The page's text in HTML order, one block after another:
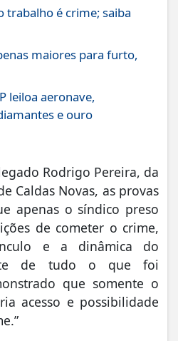
trabalho é crime; saiba
maiores para furto,
leiloa aeronave,
e ouro
Rodrigo Pereira, da
Caldas Novas, as provas
apenas o síndico preso
de cometer o crime,
e a dinâmica do
de tudo o que foi
que somente o
acesso e possibilidade